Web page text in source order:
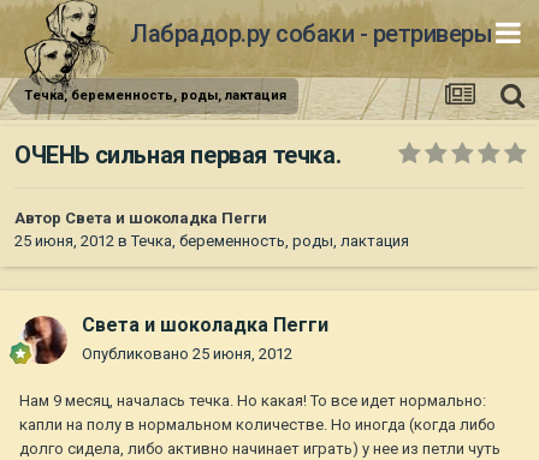
Лабрадор.ру собаки - ретриверы
Течка, беременность, роды, лактация
ОЧЕНЬ сильная первая течка.
Автор Света и шоколадка Пегги
25 июня, 2012 вТечка, беременность, роды, лактация
Света и шоколадка Пегги
Опубликовано 25 июня, 2012
Нам 9 месяц, началась течка. Но какая! То все идет нормально:
капли на полу в нормальном количестве. Но иногда (когда либо
долго сидела, либо активно начинает играть) у нее из петли чуть